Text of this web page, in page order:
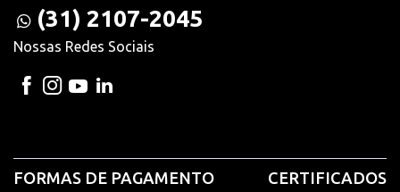
(31) 2107-2045
Nossas Redes Sociais
FORMAS DE PAGAMENTO CERTIFICADOS